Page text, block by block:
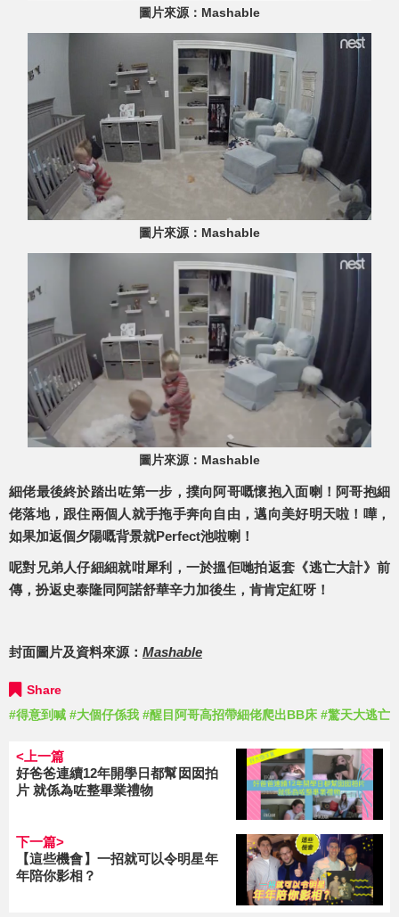
圖片來源：Mashable
圖片來源：Mashable
圖片來源：Mashable
細佬最後終於踏出咗第一步，撲向阿哥嘅懷抱入面喇！阿哥抱細
佬落地，跟住兩個人就手拖手奔向自由，邁向美好明天啦！嘩，
如果加返個夕陽嘅背景就Perfect池啦喇！
呢對兄弟人仔細細就咁犀利，一於搵佢哋拍返套《逃亡大計》前
傳，扮返史泰隆同阿諾舒華辛力加後生，肯肯定紅呀！
封面圖片及資料來源： Mashable
Share
#得意到喊 #大個仔係我 #醒目阿哥高招帶細佬爬出BB床 #驚天大逃亡
<上一篇
好爸爸連續12年開學日都幫囡囡拍
片 就係為咗整畢業禮物
下一篇>
【這些機會】一招就可以令明星年
年陪你影相？